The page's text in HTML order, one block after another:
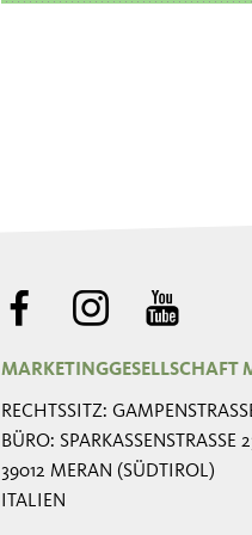
MARKETINGGESELLSCHAFT
RECHTSSITZ:
BÜRO: SPARKASSENSTRASSE 23
39012 MERAN (SÜDTIROL)
ITALIEN